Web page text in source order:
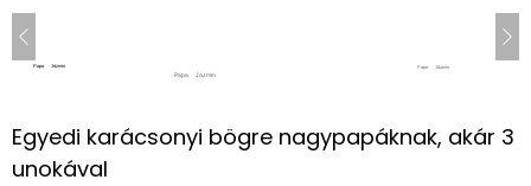
Egyedi karácsonyi bögre nagypapáknak, akár 3
unokával